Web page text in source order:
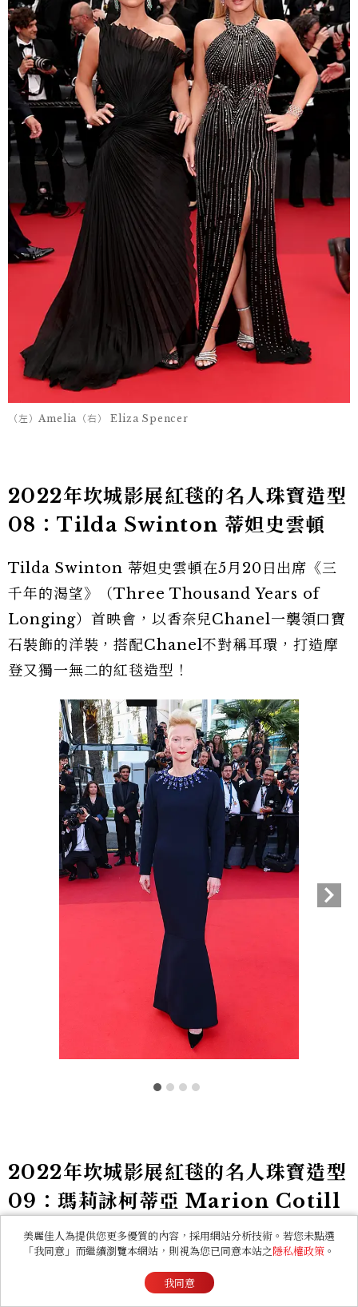
（左）Amelia（右） Eliza Spencer
2022年坎城影展紅毯的名人珠寶造型
08：Tilda Swinton 蒂妲史雲頓
Tilda Swinton 蒂妲史雲頓在5月20日出席《三
千年的渴望》（Three Thousand Years of
Longing）首映會，以香奈兒Chanel一襲領口寶
石裝飾的洋裝，搭配Chanel不對稱耳環，打造摩
登又獨一無二的紅毯造型！
2022年坎城影展紅毯的名人珠寶造型
09：瑪莉詠柯蒂亞 Marion Cotill
ard
瑪莉詠柯蒂亞Marion Cotillard於5月20日登上
《Frère et Soeur》主競賽單元電影紅毯，身著
美麗佳人為提供您更多優質的內容，採用網站分析技術。若您未點選
「我同意」而繼續瀏覽本網站，則視為您已同意本站之隱私權政策 。
我同意